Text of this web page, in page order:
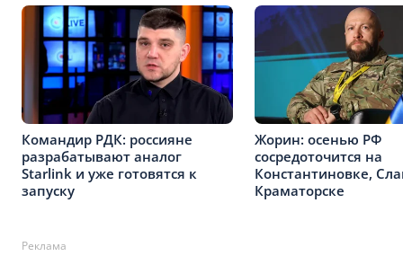
Командир РДК: россияне
разрабатывают аналог
Starlink и уже готовятся к
запуску
Жорин: осенью РФ
сосредоточится на
Константиновке,
Краматорске
Реклама